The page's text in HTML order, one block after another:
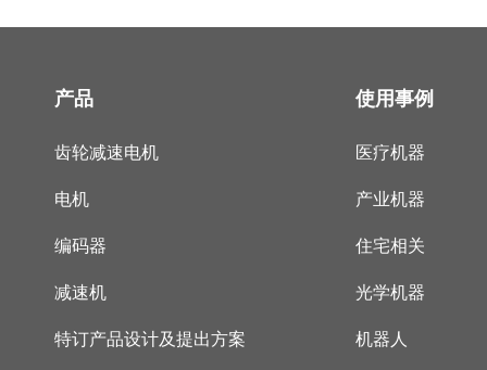
产品
齿轮减速电机
电机
编码器
减速机
特订产品设计及提出方案
使用事例
医疗机器
产业机器
住宅相关
光学机器
机器人